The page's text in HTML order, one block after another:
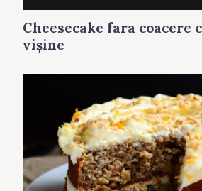
Cheesecake fara coacere
vişine